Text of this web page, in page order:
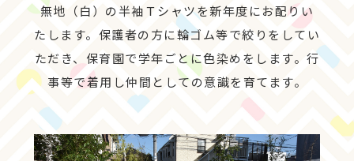
無地（白）の半袖Ｔシャツを新年度にお配りい
たします。保護者の方に輪ゴム等で絞りをしてい
ただき、保育園で学年ごとに色染めをします。行
事等で着用し仲間としての意識を育てます。